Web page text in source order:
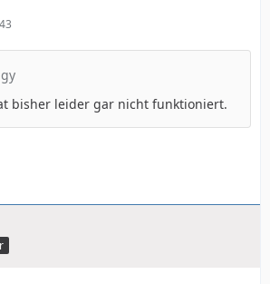
bisher leider gar nicht funktioniert.